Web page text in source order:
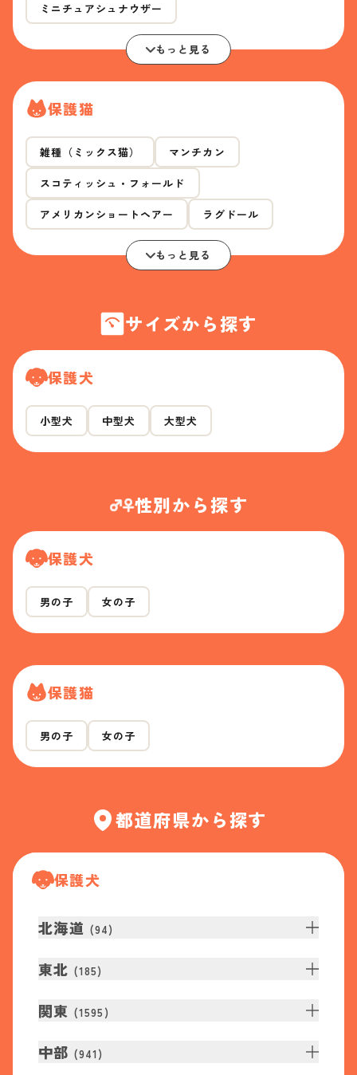
ミニチュアシュナウザー
もっと見る
保護猫
雑種（ミックス猫） マンチカン
スコティッシュ・フォールド
アメリカンショートヘアー ラグドール
もっと見る
サイズから探す
保護犬
小型犬 中型犬 大型犬
性別から探す
保護犬
男の子 女の子
保護猫
男の子 女の子
都道府県から探す
保護犬
北海道 (94)
東北 (185)
関東 (1595 )
中部 (941 )